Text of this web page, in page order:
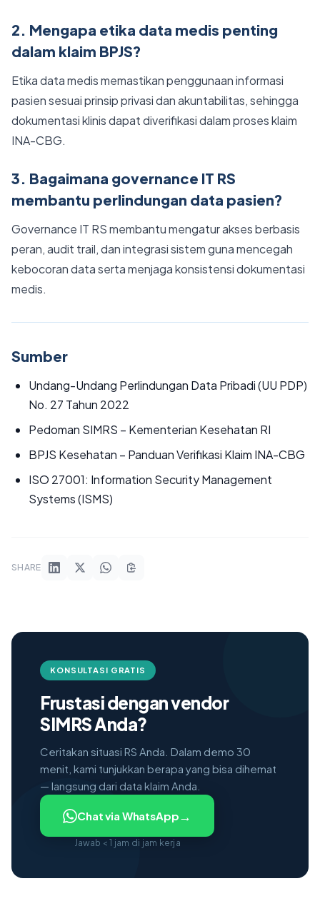
2. Mengapa etika data medis penting
dalam klaim BPJS?
Etika data medis memastikan penggunaan informasi
pasien sesuai prinsip privasi dan akuntabilitas, sehingga
dokumentasi klinis dapat diverifikasi dalam proses klaim
INA-CBG.
3. Bagaimana governance IT RS
membantu perlindungan data pasien?
Governance IT RS membantu mengatur akses berbasis
peran, audit trail, dan integrasi sistem guna mencegah
kebocoran data serta menjaga konsistensi dokumentasi
medis.
Sumber
Undang-Undang Perlindungan Data Pribadi (UU PDP)
No. 27 Tahun 2022
Pedoman SIMRS – Kementerian Kesehatan RI
BPJS Kesehatan – Panduan Verifikasi Klaim INA-CBG
ISO 27001: Information Security Management
Systems (ISMS)
SHARE
KONSULTASI GRATIS
Frustasi dengan vendor
SIMRS Anda?
Ceritakan situasi RS Anda. Dalam demo 30
menit, kami tunjukkan berapa yang bisa dihemat
— langsung dari data klaim Anda.
Chat via WhatsApp→
Jawab < 1 jam di jam kerja